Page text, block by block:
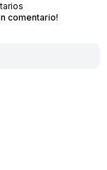
comentario!